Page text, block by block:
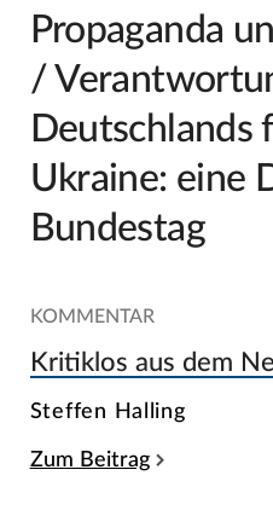
Propaganda
/
Deutschlands
Ukraine: eine
Bundestag
KOMMENTAR
Kritiklos aus dem
Steffen Halling
Zum Beitrag